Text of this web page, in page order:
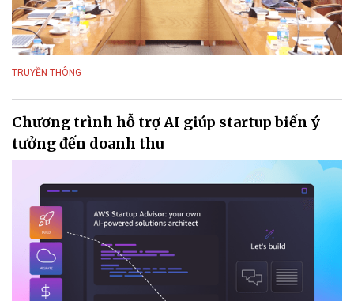
TRUYỀN THÔNG
Chương trình hỗ trợ AI giúp startup biến ý
tưởng đến doanh thu